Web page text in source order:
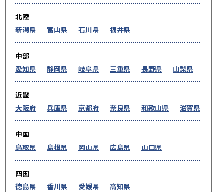
北陸
新潟県
富山県 石川県 福井県
中部
愛知県
静岡県 岐阜県 三重県 長野県 山梨県
近畿
大阪府
兵庫県 京都府 奈良県 和歌山県 滋賀県
中国
鳥取県
島根県 岡山県 広島県 山口県
四国
徳島県
香川県 愛媛県 高知県